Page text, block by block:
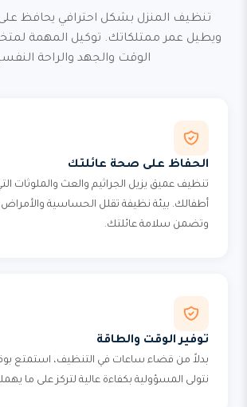
تنظيف المنزل بشكل احترافي يحافظ
ويطيل عمر ممتلكاتك. توكيل المهمة
الوقت والجهد والراحة
الحفاظ على صحة عائلتك
تنظيف عميق يزيل الجراثيم والعث والملوثات
أطفالك. بيئة نظيفة تقلل الحساسية والأمراض
وتضمن سلامة عائلتك.
توفير الوقت والطاقة
بدلاً من قضاء ساعات في التنظيف، استمتع
نتولى المسؤولية بكفاءة عالية لتركز على ما